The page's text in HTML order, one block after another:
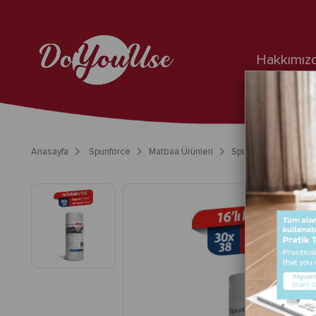
Anasayfa Spunforce Matbaa Ürünleri Spunforce Matbaa /